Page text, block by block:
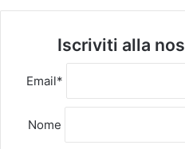
Iscriviti alla
Email*
Nome